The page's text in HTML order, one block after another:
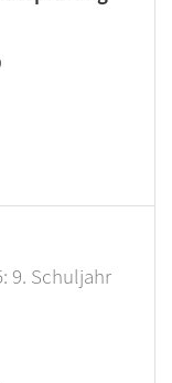
9. Schuljahr